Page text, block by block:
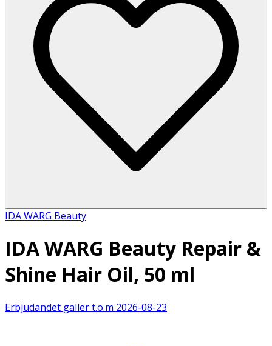
IDA WARG Beauty
IDA WARG Beauty Repair &
Shine Hair Oil, 50 ml
Erbjudandet gäller t.o.m 2026-08-23